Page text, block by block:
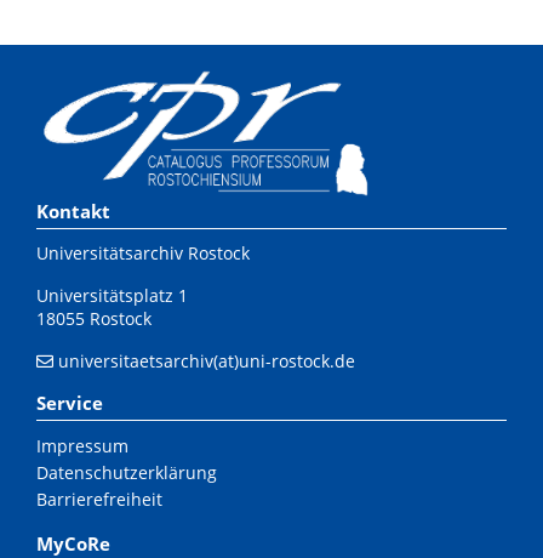
Kontakt
Universitätsarchiv Rostock
Universitätsplatz 1
18055 Rostock
universitaetsarchiv(at)uni-rostock.de
Service
Impressum
Datenschutzerklärung
Barrierefreiheit
MyCoRe